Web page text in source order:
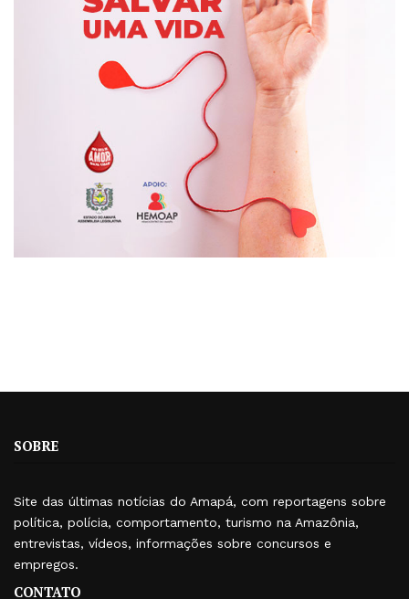
SOBRE
Site das últimas notícias do Amapá, com reportagens sobre
política, polícia, comportamento, turismo na Amazônia,
entrevistas, vídeos, informações sobre concursos e
empregos.
CONTATO